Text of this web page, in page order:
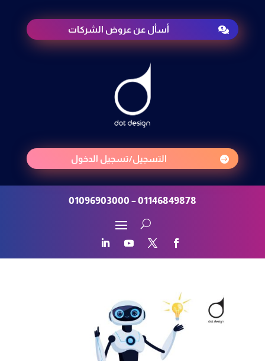
 أسأل عن عروض الشركات
 التسجيل/تسجيل الدخول
01146849878 – 01096903000